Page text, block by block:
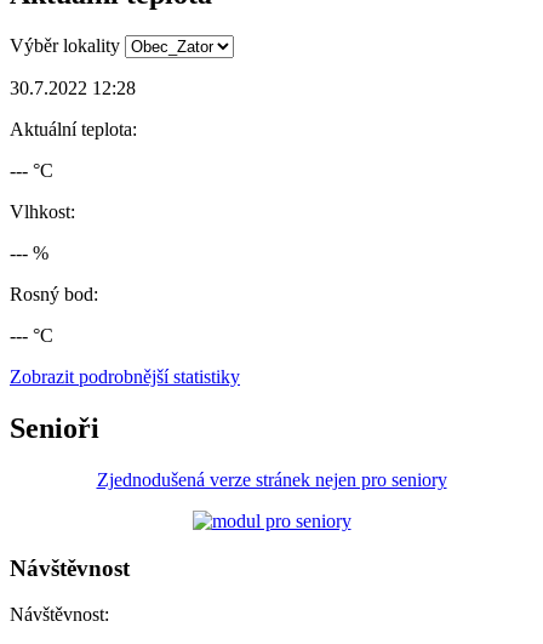
Výběr lokality
30.7.2022 12:28
Aktuální teplota:
--- °C
Vlhkost:
--- %
Rosný bod:
--- °C
Zobrazit podrobnější statistiky
Senioři
Zjednodušená verze stránek nejen pro seniory
Návštěvnost
Návštěvnost: